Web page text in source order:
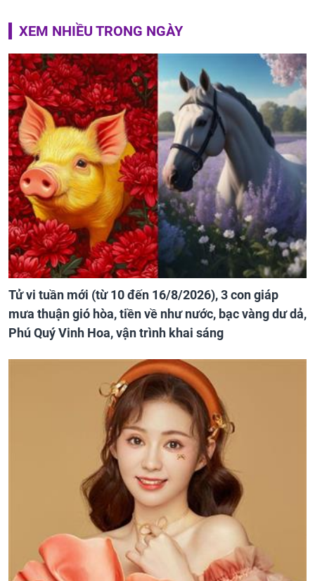
XEM NHIỀU TRONG NGÀY
Tử vi tuần mới (từ 10 đến 16/8/2026), 3 con giáp
mưa thuận gió hòa, tiền về như nước, bạc vàng dư dả,
Phú Quý Vinh Hoa, vận trình khai sáng